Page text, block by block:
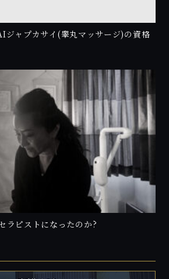
ジャプカサイ(睾丸マッサージ)の資格
ラピストになったのか?